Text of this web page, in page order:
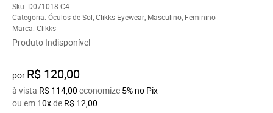
Sku: D071018-C4
Categoria: Óculos de Sol Clikks Eyewear Masculino Feminino
Marca: Clikks
Produto Indisponível
por R$ 120,00
à vista R$ 114,00 economize 5% no Pix
ou em 10xde R$ 12,00